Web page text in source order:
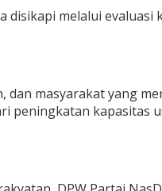
melalui
dan masyarakat yang
kapasitas